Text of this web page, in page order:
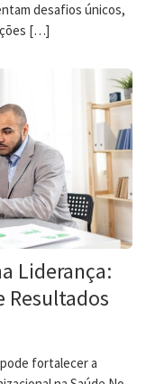
desafios únicos,
[…]
Liderança:
Resultados
fortalecer a